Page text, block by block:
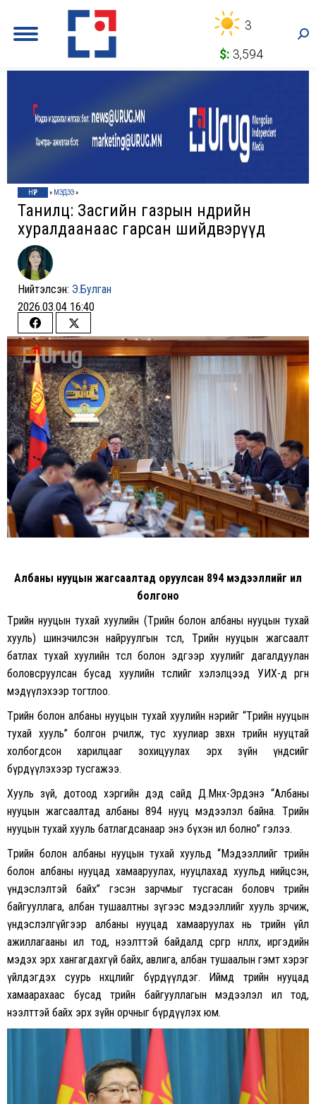
3
$: 3,594
НҮҮР » МЭДЭЭ»
Танилц: Засгийн газрын өнөөдрийн
хуралдаанаас гарсан шийдвэрүүд
Нийтэлсэн: Э.Булган
2026.03.04 16:40
Share
on
Facebook
Share
on
Twitter
Албаны нууцын жагсаалтад оруулсан 894 мэдээллийг ил
болгоно
Төрийн нууцын тухай хуулийн (Төрийн болон албаны нууцын тухай
хууль) шинэчилсэн найруулгын төсөл, Төрийн нууцын жагсаалт
батлах тухай хуулийн төсөл болон эдгээр хуулийг дагалдуулан
боловсруулсан бусад хуулийн төслийг хэлэлцээд УИХ-д өргөн
мэдүүлэхээр тогтлоо.
Төрийн болон албаны нууцын тухай хуулийн нэрийг “Төрийн нууцын
тухай хууль” болгон өөрчилж, тус хуулиар зөвхөн төрийн нууцтай
холбогдсон харилцааг зохицуулах эрх зүйн үндсийг
бүрдүүлэхээр тусгажээ.
Хууль зүй, дотоод хэргийн дэд сайд Д.Мөнх-Эрдэнэ “Албаны
нууцын жагсаалтад албаны 894 нууц мэдээлэл байна. Төрийн
нууцын тухай хууль батлагдсанаар энэ бүхэн ил болно” гэлээ.
Төрийн болон албаны нууцын тухай хуульд “Мэдээллийг төрийн
болон албаны нууцад хамааруулах, нууцлахад хуульд нийцсэн,
үндэслэлтэй байх” гэсэн зарчмыг тусгасан боловч төрийн
байгууллага, албан тушаалтны зүгээс мэдээллийг хууль зөрчиж,
үндэслэлгүйгээр албаны нууцад хамааруулах нь төрийн үйл
ажиллагааны ил тод, нээлттэй байдалд сөргөөр нөлөөлөх, иргэдийн
мэдэх эрх хангагдахгүй байх, авлига, албан тушаалын гэмт хэрэг
үйлдэгдэх суурь нөхцөлийг бүрдүүлдэг. Иймд төрийн нууцад
хамаарахаас бусад төрийн байгууллагын мэдээлэл ил тод,
нээлттэй байх эрх зүйн орчныг бүрдүүлэх юм.